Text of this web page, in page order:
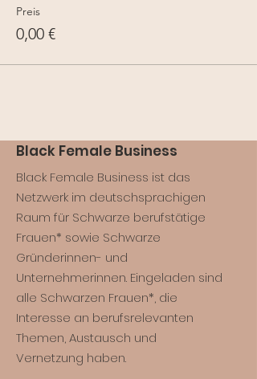
Preis
0,00 €
Black Female Business
Black Female Business ist das
Netzwerk im deutschsprachigen
Raum für Schwarze berufstätige
Frauen* sowie Schwarze
Gründerinnen- und
Unternehmerinnen. Eingeladen sind
alle Schwarzen Frauen*, die
Interesse an berufsrelevanten
Themen, Austausch und
Vernetzung haben.